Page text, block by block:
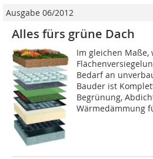
Ausgabe 06/2012
Alles fürs grüne Dach
Im gleichen Maße,
Bedarf an
Bauder ist
Begrünung,
Wärmedämmung